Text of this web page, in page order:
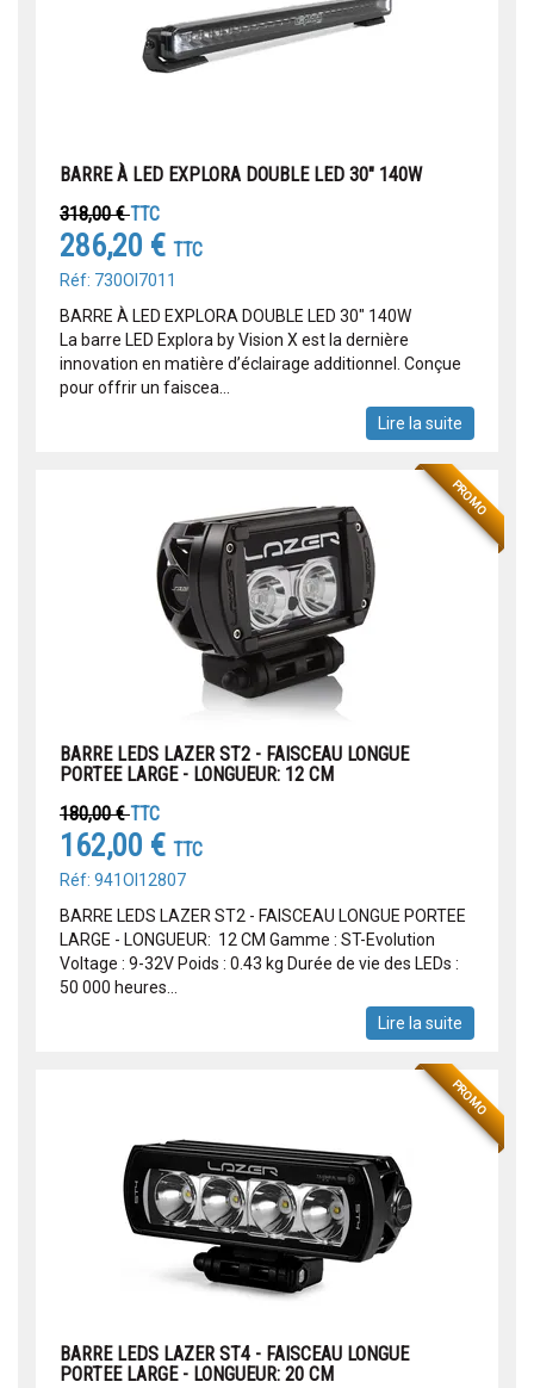
BARRE À LED EXPLORA DOUBLE LED 30" 140W
318,00 €TTC
286,20 € TTC
Réf: 730OI7011
BARRE À LED EXPLORA DOUBLE LED 30" 140W
La barre LED Explora by Vision X est la dernière
innovation en matière d’éclairage additionnel. Conçue
pour offrir un faiscea...
Lire la suite
PROMO
BARRE LEDS LAZER ST2 - FAISCEAU LONGUE
PORTEE LARGE - LONGUEUR: 12 CM
180,00 €TTC
162,00 € TTC
Réf: 941OI12807
BARRE LEDS LAZER ST2 - FAISCEAU LONGUE PORTEE
LARGE - LONGUEUR: 12 CM Gamme : ST-Evolution
Voltage : 9-32V Poids : 0.43 kg Durée de vie des LEDs :
50 000 heures...
Lire la suite
PROMO
BARRE LEDS LAZER ST4 - FAISCEAU LONGUE
PORTEE LARGE - LONGUEUR: 20 CM